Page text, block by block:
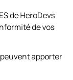
de HeroDevs
de vos
apporter